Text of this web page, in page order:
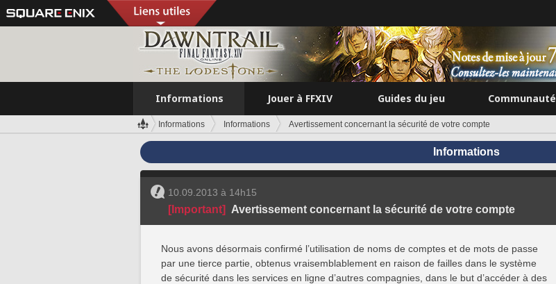
Informations Jouer à FFXIV Guides du jeu Communauté
Informations Informations Avertissement concernant la sécurité de votre compte
Informations
10.09.2013 à 14h15
[Important] Avertissement concernant la sécurité de votre compte
Nous avons désormais confirmé l’utilisation de noms de comptes et de mots de passe
par une tierce partie, obtenus vraisemblablement en raison de failles dans le système
de sécurité dans les services en ligne d’autres compagnies, dans le but d’accéder à des